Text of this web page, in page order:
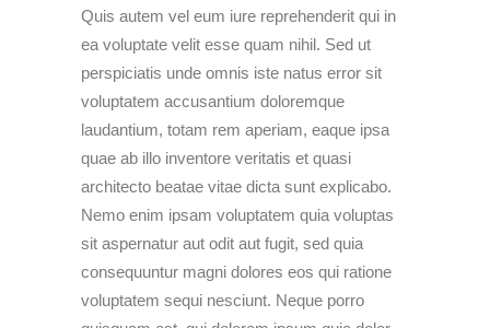
Quis autem vel eum iure reprehenderit qui in
ea voluptate velit esse quam nihil. Sed ut
perspiciatis unde omnis iste natus error sit
voluptatem accusantium doloremque
laudantium, totam rem aperiam, eaque ipsa
quae ab illo inventore veritatis et quasi
architecto beatae vitae dicta sunt explicabo.
Nemo enim ipsam voluptatem quia voluptas
sit aspernatur aut odit aut fugit, sed quia
consequuntur magni dolores eos qui ratione
voluptatem sequi nesciunt. Neque porro